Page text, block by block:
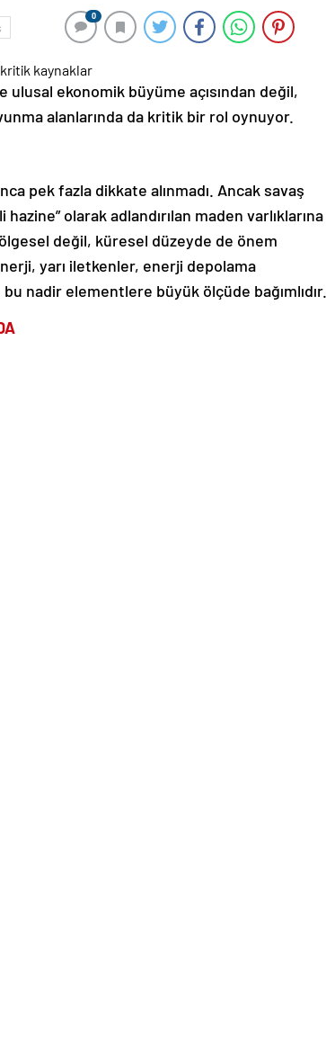
0
ulusal ekonomik büyüme açısından değil,
alanlarında da kritik bir rol oynuyor.
pek fazla dikkate alınmadı. Ancak savaş
olarak adlandırılan maden varlıklarına
değil, küresel düzeyde de önem
yarı iletkenler, enerji depolama
nadir elementlere büyük ölçüde bağımlıdır.